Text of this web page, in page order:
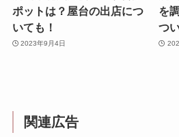
ポットは？屋台の出店につ
いても！
2023年9月4日
を
つ
関連広告